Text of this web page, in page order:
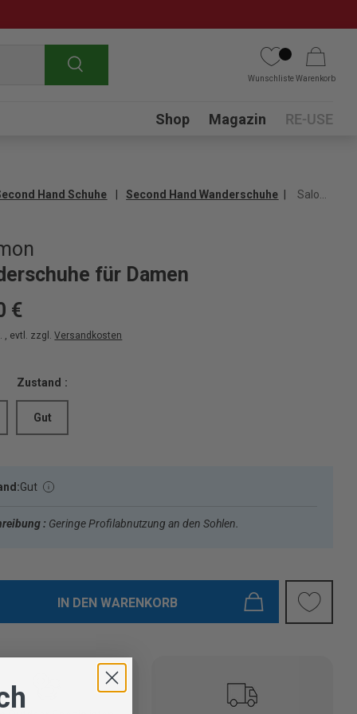
Suchen
WunschlisteWarenkorb
Submenu
Shop Magazin RE-USE
Hand Schuhe Second Hand Wanderschuhe
für Damen
€
, evtl. zzgl.Versandkosten
Zustand :
Gut
Gut
: Geringe Profilabnutzung an den Sohlen.
IN DEN WARENKORB